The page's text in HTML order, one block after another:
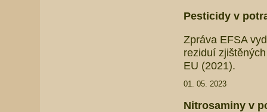
Pesticidy v
Zpráva EFSA
reziduí
EU (2021).
01. 05. 2023
Nitrosaminy v